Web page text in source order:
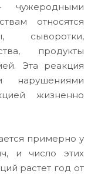
чужеродными
относятся
сыворотки,
продукты
Эта реакция
нарушениями
жизненно
примерно у
и число этих
растет год от